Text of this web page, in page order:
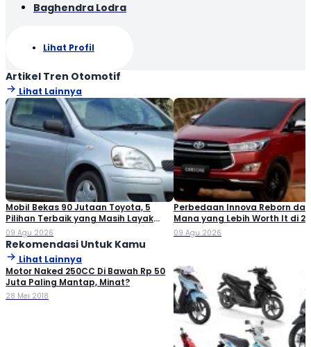
Baghendra Lodra
Lihat Profil
Artikel Tren Otomotif
Lihat Lainnya
Mobil Bekas 90 Jutaan Toyota, 5
Pilihan Terbaik yang Masih Layak
Dibeli
09 Agu 2026
Perbedaan Innova Reborn
Mana yang Lebih Worth It di
09 Agu 2026
Rekomendasi Untuk Kamu
Lihat Lainnya
Motor Naked 250CC Di Bawah Rp 50
Juta Paling Mantap, Minat?
28 Mei 2018